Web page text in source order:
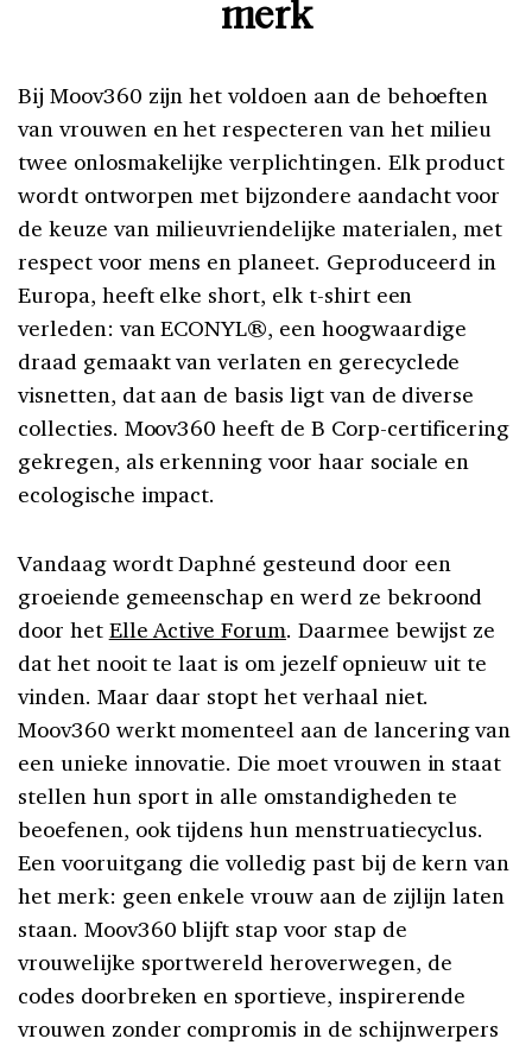
merk
Bij Moov360 zijn het voldoen aan de behoeften
van vrouwen en het respecteren van het milieu
twee onlosmakelijke verplichtingen. Elk product
wordt ontworpen met bijzondere aandacht voor
de keuze van milieuvriendelijke materialen, met
respect voor mens en planeet. Geproduceerd in
Europa, heeft elke short, elk t-shirt een
verleden: van ECONYL®, een hoogwaardige
draad gemaakt van verlaten en gerecyclede
visnetten, dat aan de basis ligt van de diverse
collecties. Moov360 heeft de B Corp-certificering
gekregen, als erkenning voor haar sociale en
ecologische impact.
Vandaag wordt Daphné gesteund door een
groeiende gemeenschap en werd ze bekroond
door het Elle Active Forum. Daarmee bewijst ze
dat het nooit te laat is om jezelf opnieuw uit te
vinden. Maar daar stopt het verhaal niet.
Moov360 werkt momenteel aan de lancering van
een unieke innovatie. Die moet vrouwen in staat
stellen hun sport in alle omstandigheden te
beoefenen, ook tijdens hun menstruatiecyclus.
Een vooruitgang die volledig past bij de kern van
het merk: geen enkele vrouw aan de zijlijn laten
staan. Moov360 blijft stap voor stap de
vrouwelijke sportwereld heroverwegen, de
codes doorbreken en sportieve, inspirerende
vrouwen zonder compromis in de schijnwerpers